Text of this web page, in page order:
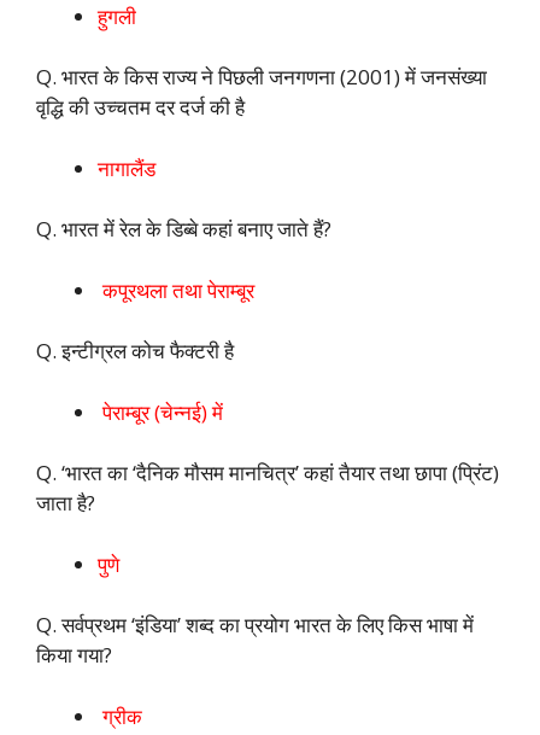
हुगली
Q. भारत के किस राज्य ने पिछली जनगणना (2001) में जनसंख्या
वृद्धि की उच्चतम दर दर्ज की है
नागालैंड
Q. भारत में रेल के डिब्बे कहां बनाए जाते हैं?
कपूरथला तथा पेराम्बूर
Q. इन्टीग्रल कोच फैक्टरी है
पेराम्बूर (चेन्नई) में
Q. ‘भारत का ‘दैनिक मौसम मानचित्र’ कहां तैयार तथा छापा (प्रिंट)
जाता है?
पुणे
Q. सर्वप्रथम ‘इंडिया’ शब्द का प्रयोग भारत के लिए किस भाषा में
किया गया?
ग्रीक